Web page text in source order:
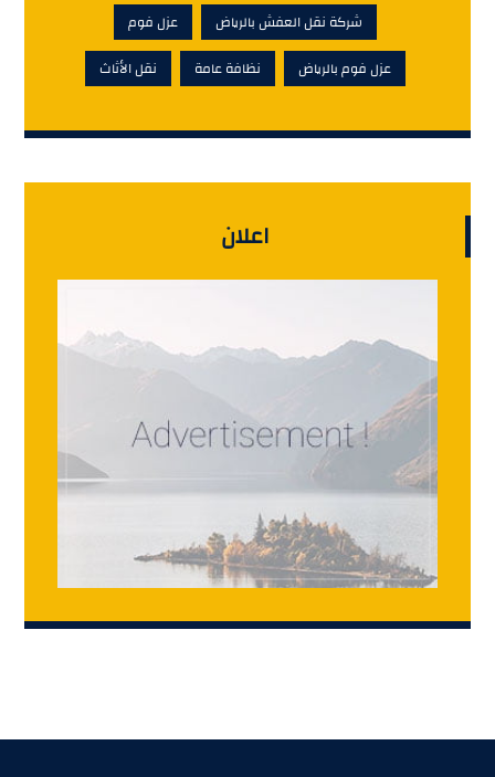
شركة نقل العفش بالرياض
عزل فوم
عزل فوم بالرياض
نظافة عامة نقل الأثاث
اعلان